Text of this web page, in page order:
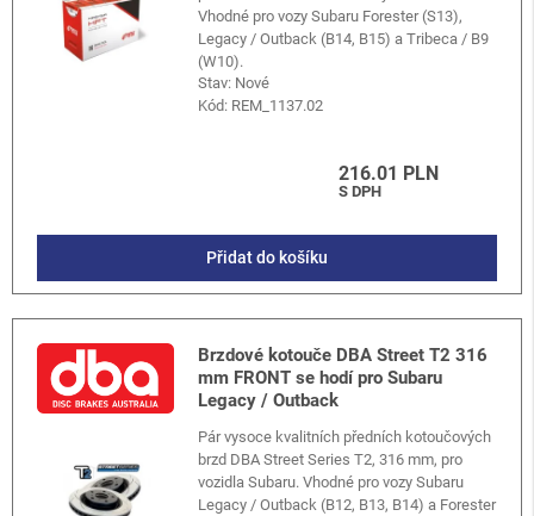
Vhodné pro vozy Subaru Forester (S13),
Legacy / Outback (B14, B15) a Tribeca / B9
(W10).
Stav: Nové
Kód: REM_1137.02
216.01 PLN
S DPH
Přidat do košíku
Brzdové kotouče DBA Street T2 316
mm FRONT se hodí pro Subaru
Legacy / Outback
Pár vysoce kvalitních předních kotoučových
brzd DBA Street Series T2, 316 mm, pro
vozidla Subaru. Vhodné pro vozy Subaru
Legacy / Outback (B12, B13, B14) a Forester